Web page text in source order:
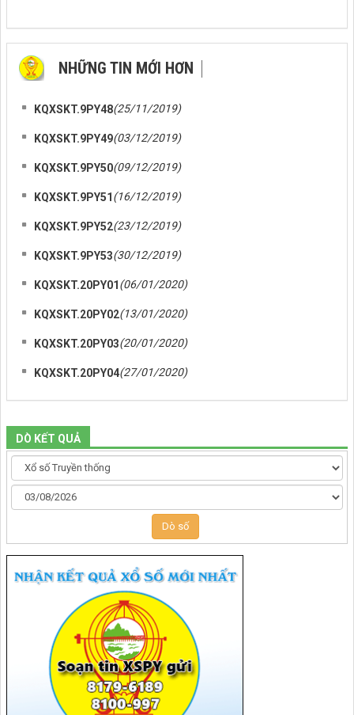
NHỮNG TIN MỚI HƠN
KQXSKT.9PY48(25/11/2019)
KQXSKT.9PY49(03/12/2019)
KQXSKT.9PY50(09/12/2019)
KQXSKT.9PY51 (16/12/2019)
KQXSKT.9PY52(23/12/2019)
KQXSKT.9PY53(30/12/2019)
KQXSKT.20PY01 (06/01/2020)
KQXSKT.20PY02(13/01/2020)
KQXSKT.20PY03(20/01/2020)
KQXSKT.20PY04(27/01/2020)
DÒ KẾT QUẢ
Dò số